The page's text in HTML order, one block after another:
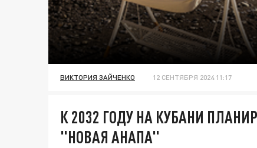
ВИКТОРИЯ ЗАЙЧЕНКО 12 СЕНТЯБРЯ 2024 11:17
К 2032 ГОДУ НА КУБАНИ
"НОВАЯ АНАПА"